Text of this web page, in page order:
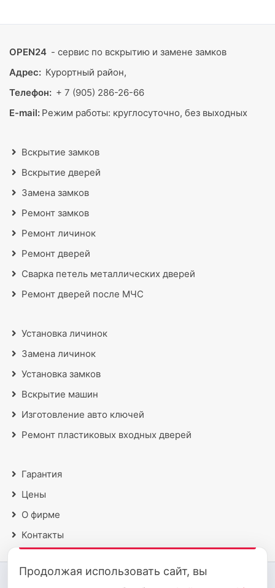
OPEN24 - сервис по вскрытию и замене замков
Адрес: Курортный район,
Телефон: + 7 (905) 286-26-66
E-mail: Режим работы: круглосуточно, без выходных
Вскрытие замков
Вскрытие дверей
Замена замков
Ремонт замков
Ремонт личинок
Ремонт дверей
Сварка петель металлических дверей
Ремонт дверей после МЧС
Установка личинок
Замена личинок
Установка замков
Вскрытие машин
Изготовление авто ключей
Ремонт пластиковых входных дверей
Гарантия
Цены
О фирме
Контакты
Продолжая использовать сайт, вы